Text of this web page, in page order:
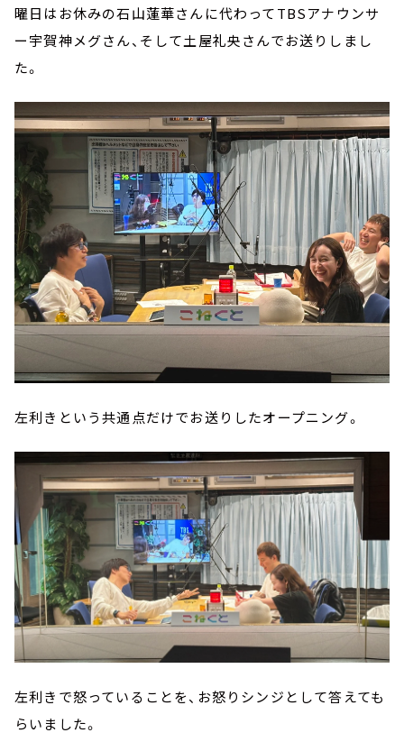
曜日はお休みの石山蓮華さんに代わってTBSアナウンサ
ー宇賀神メグさん、そして土屋礼央さんでお送りしまし
た。
左利きという共通点だけでお送りしたオープニング。
左利きで怒っていることを、お怒りシンジとして答えても
らいました。